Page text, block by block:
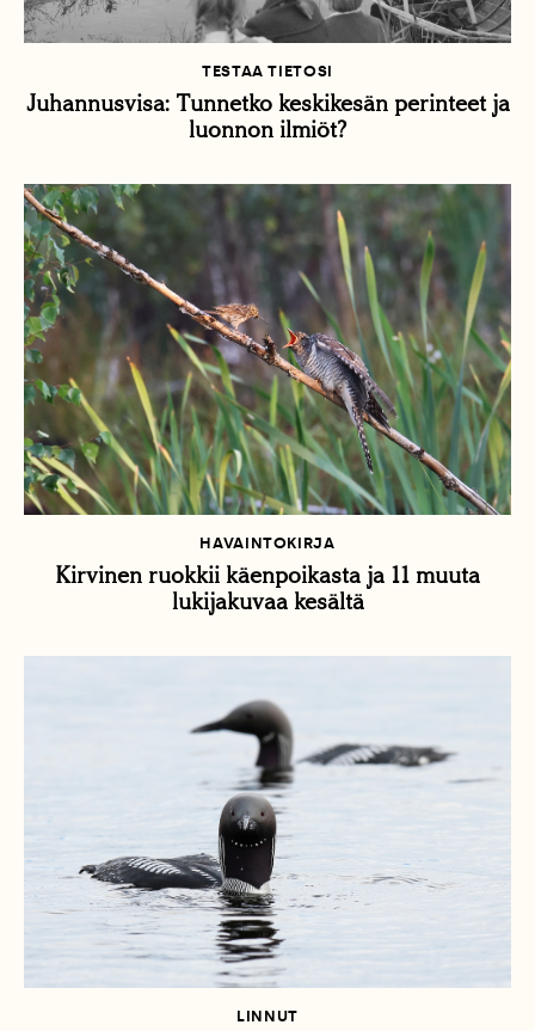
TESTAA TIETOSI
Juhannusvisa: Tunnetko keskikesän perinteet ja
luonnon ilmiöt?
HAVAINTOKIRJA
Kirvinen ruokkii käenpoikasta ja 11 muuta
lukijakuvaa kesältä
LINNUT